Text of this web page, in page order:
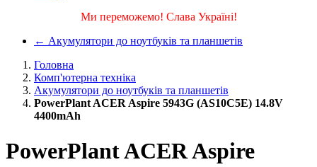
Ми переможемо! Слава Україні!
← Акумулятори до ноутбуків та планшетів
Головна
Комп'ютерна техніка
Акумулятори до ноутбуків та планшетів
PowerPlant ACER Aspire 5943G (AS10C5E) 14.8V
4400mAh
PowerPlant ACER Aspire